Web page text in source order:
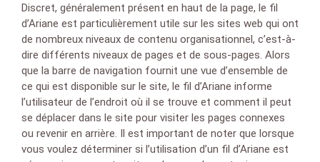
Discret, généralement présent en haut de la page, le fil
d’Ariane est particulièrement utile sur les sites web qui ont
de nombreux niveaux de contenu organisationnel, c’est-à-
dire différents niveaux de pages et de sous-pages. Alors
que la barre de navigation fournit une vue d’ensemble de
ce qui est disponible sur le site, le fil d’Ariane informe
l’utilisateur de l’endroit où il se trouve et comment il peut
se déplacer dans le site pour visiter les pages connexes
ou revenir en arrière. Il est important de noter que lorsque
vous voulez déterminer si l’utilisation d’un fil d’Ariane est